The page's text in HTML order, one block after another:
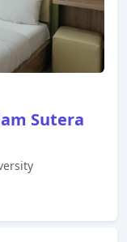
Sutera